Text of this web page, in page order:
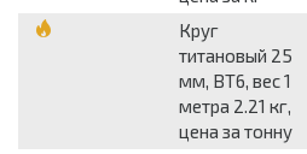
Круг
титановый 25
мм, ВТ6, вес 1
метра 2.21 кг,
цена за тонну